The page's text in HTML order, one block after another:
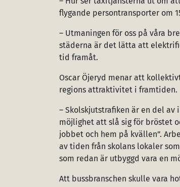
flygande persontransporter om
– Utmaningen för oss på våra
städerna är det lätta att
tid framåt.
Oscar Öjeryd menar att
regions attraktivitet i framtiden.
– Skolskjutstrafiken är en del
möjlighet att slå sig för bröstet
jobbet och hem på kvällen”.
av tiden från skolans lokaler
som redan är utbyggd vara en
Att bussbranschen skulle vara